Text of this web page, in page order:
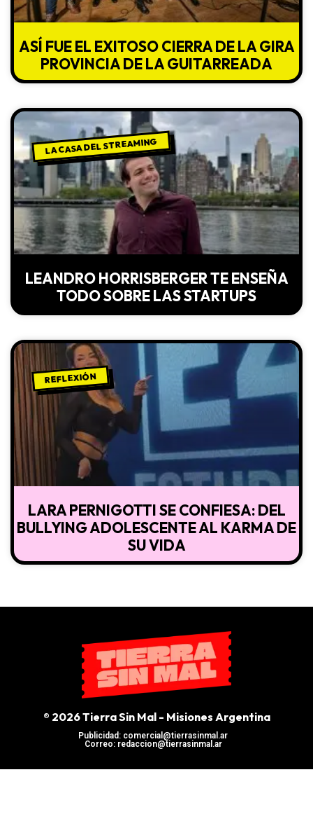
ASÍ FUE EL EXITOSO CIERRA DE LA GIRA
PROVINCIA DE LA GUITARREADA
LA CASA DEL STREAMING
LEANDRO HORRISBERGER TE ENSEÑA
TODO SOBRE LAS STARTUPS
REFLEXIÓN
LARA PERNIGOTTI SE CONFIESA: DEL
BULLYING ADOLESCENTE AL KARMA DE
SU VIDA
® 2026 Tierra Sin Mal - Misiones Argentina
Publicidad: comercial@tierrasinmal.ar
Correo: redaccion@tierrasinmal.ar